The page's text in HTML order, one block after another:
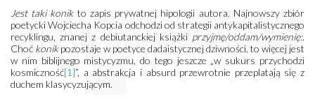
Jest taki konikto zapis prywatnej hipologii autora. Najnowszy zbiór
poetycki Wojciecha Kopcia odchodzi od strategii antykapitalistycznego
recyklingu, znanej z debiutanckiej książki przyjmę/oddam/wymienię:.
Choć konikpozostaje w poetyce dadaistycznej dziwności, to więcej jest
w nim biblijnego mistycyzmu, do tego jeszcze „w sukurs przychodzi
kosmiczność[1]”, a abstrakcja i absurd przewrotnie przeplatają się z
duchem klasycyzującym.